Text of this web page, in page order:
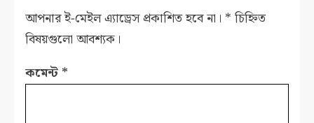
আপনার ই-মেইল এ্যাড্রেস প্রকাশিত হবে না। * চিহ্নিত
বিষয়গুলো আবশ্যক।
কমেন্ট *